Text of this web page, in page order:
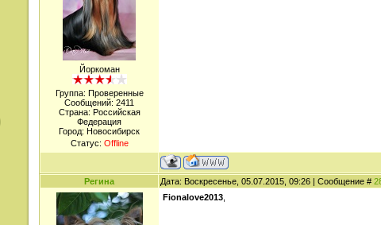
Йоркоман
Группа: Проверенные
Сообщений: 2411
Страна: Российская
Федерация
Город: Новосибирск
Статус: Offline
Регина Дата: Воскресенье, 05.07.2015, 09:26 | Сообщение #
Fionalove2013